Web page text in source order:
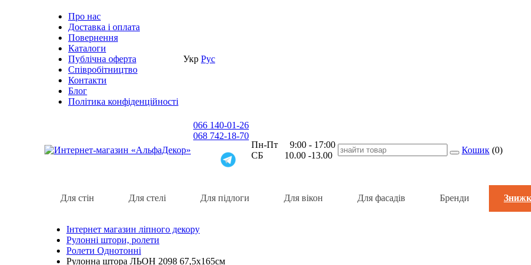
Про нас
Доставка i оплата
Повернення
Каталоги
Публічна оферта
Співробітництво
Контакти
Блог
Політика конфіденційності
Укр Рус
066 140-01-26
068 742-18-70
Пн-Пт 9:00 - 17:00
СБ 10.00 -13.00
Кошик (0)
Для стін Для стелі Для підлоги Для вікон Для фасадів Бренди
Інтернет магазин ліпного декору
Рулонні штори, ролети
Ролети Однотонні
Рулонна штора ЛЬОН 2098 67,5х165см